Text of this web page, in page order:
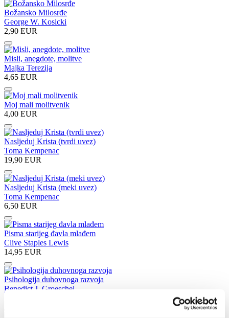
Božansko Milosrđe
George W. Kosicki
2,90 EUR
Misli, anegdote, molitve
Majka Terezija
4,65 EUR
Moj mali molitvenik
4,00 EUR
Nasljeduj Krista (tvrdi uvez)
Toma Kempenac
19,90 EUR
Nasljeduj Krista (meki uvez)
Toma Kempenac
6,50 EUR
Pisma starijeg đavla mlađem
Clive Staples Lewis
14,95 EUR
Psihologija duhovnoga razvoja
Benedict J. Groeschel